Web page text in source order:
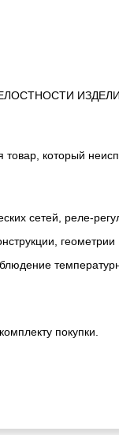
который
сетей, реле-
покупки.